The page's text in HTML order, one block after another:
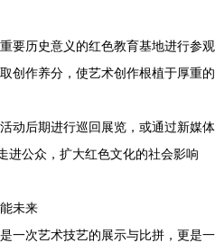
要历史意义的红色教育基地进行参观
创作养分，使艺术创作根植于厚重的
动后期进行巡回展览，或通过新媒体
进公众，扩大红色文化的社会影响
未来
一次艺术技艺的展示与比拼，更是一